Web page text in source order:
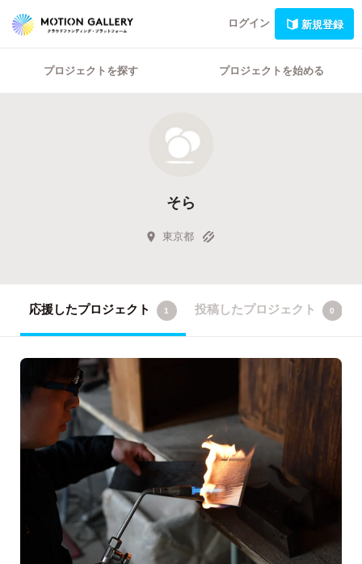
ログイン 新規登録
プロジェクトを探す プロジェクトを始める
そら
東京都
応援したプロジェクト 1 投稿したプロジェクト 0